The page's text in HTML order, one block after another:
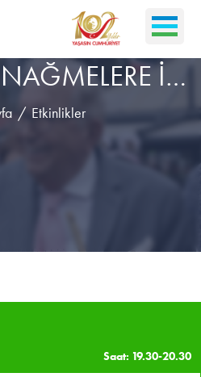
DİZELERDEN NAĞMELERE İZMİT BELEDİYESİ KENT ORKESTRASI KONSERİ
Etkinlikler
Saat: 19.30-20.30